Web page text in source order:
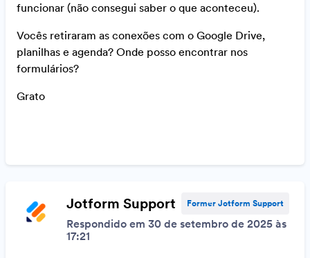
funcionar (não consegui saber o que aconteceu).
Vocês retiraram as conexões com o Google Drive,
planilhas e agenda? Onde posso encontrar nos
formulários?
Grato
Jotform Support Former Jotform Support
Respondido em 30 de setembro de 2025 às
17:21